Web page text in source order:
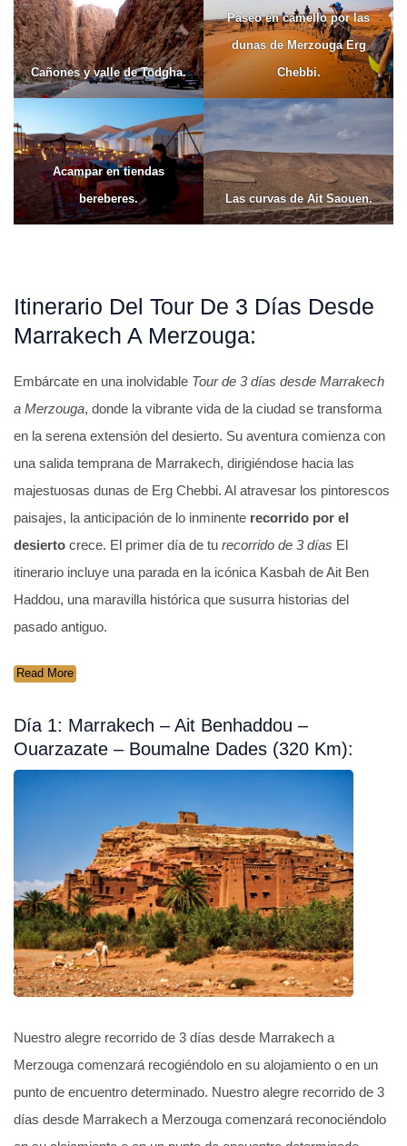
Cañones y valle de Todgha.
Paseo en camello por las
dunas de Merzouga Erg
Chebbi.
Acampar en tiendas
bereberes.
Las curvas de Ait Saouen.
Itinerario Del Tour De 3 Días Desde
Marrakech A Merzouga:
Embárcate en una inolvidable Tour de 3 días desde Marrakech
a Merzouga, donde la vibrante vida de la ciudad se transforma
en la serena extensión del desierto. Su aventura comienza con
una salida temprana de Marrakech, dirigiéndose hacia las
majestuosas dunas de Erg Chebbi. Al atravesar los pintorescos
paisajes, la anticipación de lo inminente recorrido por el
desierto crece. El primer día de tu recorrido de 3 días El
itinerario incluye una parada en la icónica Kasbah de Ait Ben
Haddou, una maravilla histórica que susurra historias del
pasado antiguo.
Read More
Día 1: Marrakech – Ait Benhaddou –
Ouarzazate – Boumalne Dades (320 Km):
Nuestro alegre recorrido de 3 días desde Marrakech a
Merzouga comenzará recogiéndolo en su alojamiento o en un
punto de encuentro determinado. Nuestro alegre recorrido de 3
días desde Marrakech a Merzouga comenzará reconociéndolo